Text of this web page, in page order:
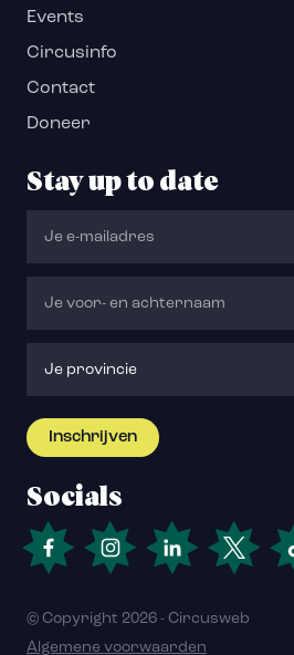
Events
Circusinfo
Contact
Doneer
Stay up to date
Socials
© Copyright 2026 - Circusweb
Algemene voorwaarden